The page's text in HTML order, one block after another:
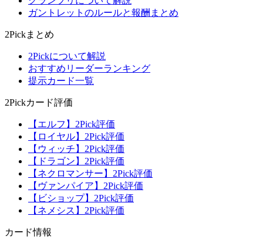
ガントレットのルールと報酬まとめ
2Pickまとめ
2Pickについて解説
おすすめリーダーランキング
提示カード一覧
2Pickカード評価
【エルフ】2Pick評価
【ロイヤル】2Pick評価
【ウィッチ】2Pick評価
【ドラゴン】2Pick評価
【ネクロマンサー】2Pick評価
【ヴァンパイア】2Pick評価
【ビショップ】2Pick評価
【ネメシス】2Pick評価
カード情報